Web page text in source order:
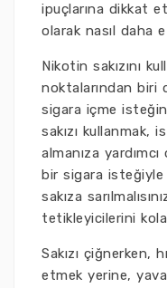
ipuçlarına dikkat
olarak nasıl daha
Nikotin sakızını
noktalarından biri
sigara içme
sakızı kullanmak,
almanıza
bir sigara isteğiyle
sakıza
tetikleyicilerini
Sakızı çiğnerken,
etmek yerine,